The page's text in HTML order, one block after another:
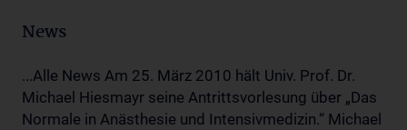
News
...Alle News Am 25. März 2010 hält Univ. Prof. Dr.
Michael Hiesmayr seine Antrittsvorlesung über „Das
Normale in Anästhesie und Intensivmedizin.“ Michael